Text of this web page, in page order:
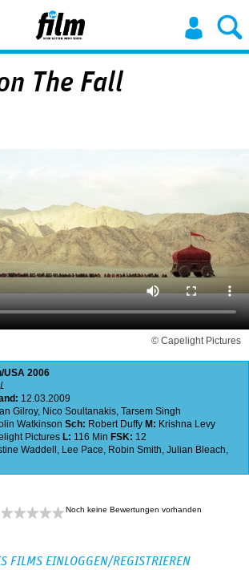
Jump to Navigation
The Fall
© Capelight Pictures
USA 2006
12.03.2009
Gilroy, Nico Soultanakis, Tarsem Singh
Watkinson Sch: Robert Duffy M: Krishna Levy
Pictures L: 116 Min FSK: 12
Waddell , Lee Pace, Robin Smith, Julian Bleach,
Noch keine Bewertungen vorhanden
FILMS EINLOGGEN/REGISTRIEREN